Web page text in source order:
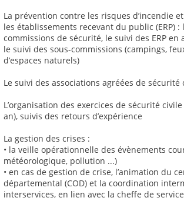
La prévention contre les risques d’incendie
les établissements recevant du public (ERP)
commissions de sécurité, le suivi des ERP en
le suivi des sous-commissions (campings,
d’espaces naturels)
Le suivi des associations agréées de sécurité
L’organisation des exercices de sécurité
an), suivis des retours d’expérience
La gestion des crises :
• la veille opérationnelle des évènements
météorologique, pollution ...)
• en cas de gestion de crise, l’animation du
départemental (COD) et la coordination
interservices, en lien avec la cheffe de service